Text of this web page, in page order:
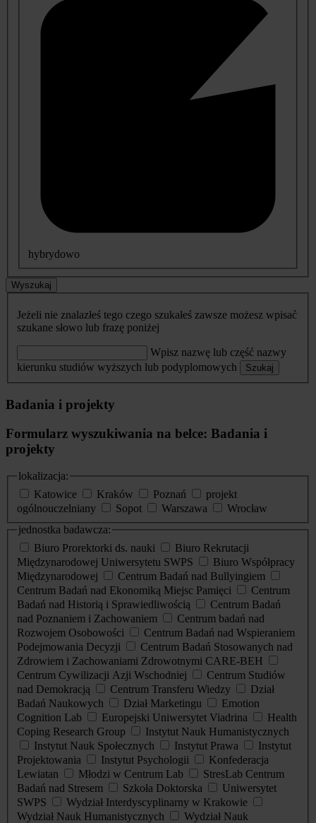
hybrydowo
Wyszukaj
Jeżeli nie znalazłeś tego czego szukałeś zawsze możesz wpisać
szukane słowo lub frazę poniżej
Wpisz nazwę lub część nazwy
kierunku studiów wyższych lub podyplomowych
Szukaj
Badania i projekty
Formularz wyszukiwania na belce: Badania i
projekty
lokalizacja:
Katowice
Kraków Poznań
projekt
ogólnouczelniany
Sopot Warszawa
Wrocław
jednostka badawcza:
Biuro Prorektorki ds. nauki
Biuro Rekrutacji
Międzynarodowej Uniwersytetu SWPS
Biuro Współpracy
Międzynarodowej
Centrum Badań nad Bullyingiem
Centrum Badań nad Ekonomiką Miejsc Pamięci
Centrum
Badań nad Historią i Sprawiedliwością
Centrum Badań
nad Poznaniem i Zachowaniem
Centrum badań nad
Rozwojem Osobowości
Centrum Badań nad Wspieraniem
Podejmowania Decyzji
Centrum Badań Stosowanych nad
Zdrowiem i Zachowaniami Zdrowotnymi CARE-BEH
Centrum Cywilizacji Azji Wschodniej
Centrum Studiów
nad Demokracją
Centrum Transferu Wiedzy
Dział
Badań Naukowych
Dział Marketingu
Emotion
Cognition Lab
Europejski Uniwersytet Viadrina
Health
Coping Research Group
Instytut Nauk Humanistycznych
Instytut Nauk Społecznych
Instytut Prawa
Instytut
Projektowania
Instytut Psychologii
Konfederacja
Lewiatan
Młodzi w Centrum Lab
StresLab Centrum
Badań nad Stresem
Szkoła Doktorska
Uniwersytet
SWPS
Wydział Interdyscyplinarny w Krakowie
Wydział Nauk Humanistycznych
Wydział Nauk